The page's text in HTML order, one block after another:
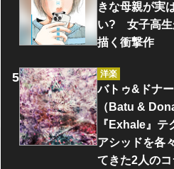
きな母親が実
い? 女子高生
描く衝撃作
洋楽
バトゥ&ドナ
（Batu &
『Exhale』テ
アシッドを各
てきた2人の